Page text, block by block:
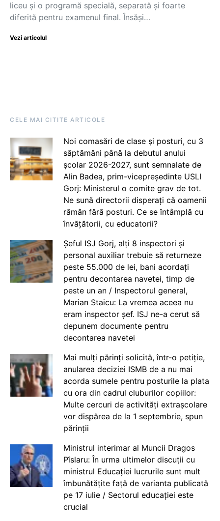
liceu și o programă specială, separată și foarte
diferită pentru examenul final. Însăși…
Vezi articolul
CELE MAI CITITE ARTICOLE
Noi comasări de clase și posturi, cu 3
săptămâni până la debutul anului
școlar 2026-2027, sunt semnalate de
Alin Badea, prim-vicepreședinte USLI
Gorj: Ministerul o comite grav de tot.
Ne sună directorii disperați că oamenii
rămân fără posturi. Ce se întâmplă cu
învățătorii, cu educatorii?
Șeful ISJ Gorj, alți 8 inspectori și
personal auxiliar trebuie să returneze
peste 55.000 de lei, bani acordați
pentru decontarea navetei, timp de
peste un an / Inspectorul general,
Marian Staicu: La vremea aceea nu
eram inspector șef. ISJ ne-a cerut să
depunem documente pentru
decontarea navetei
Mai mulți părinți solicită, într-o petiție,
anularea deciziei ISMB de a nu mai
acorda sumele pentru posturile la plata
cu ora din cadrul cluburilor copiilor:
Multe cercuri de activități extrașcolare
vor dispărea de la 1 septembrie, spun
părinții
Ministrul interimar al Muncii Dragos
Pîslaru: În urma ultimelor discuții cu
ministrul Educației lucrurile sunt mult
îmbunătățite față de varianta publicată
pe 17 iulie / Sectorul educației este
crucial